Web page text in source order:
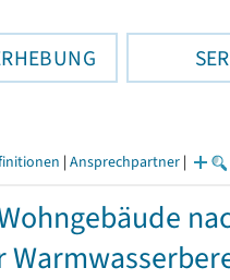
| Ansprechpartner |